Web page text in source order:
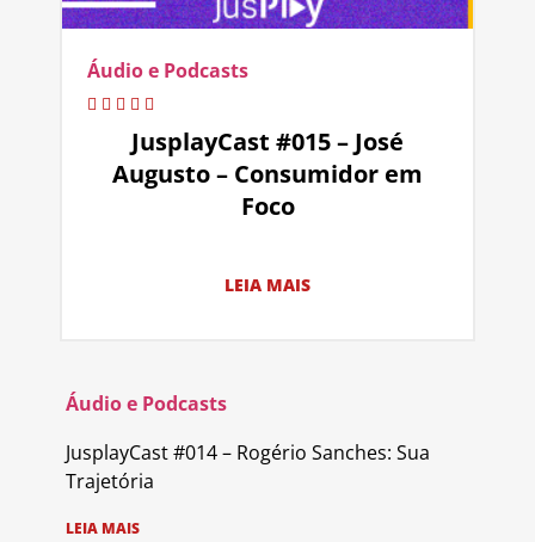
Áudio e Podcasts
JusplayCast #015 – José
Augusto – Consumidor em
Foco
LEIA MAIS
Áudio e Podcasts
JusplayCast #014 – Rogério Sanches: Sua
Trajetória
LEIA MAIS